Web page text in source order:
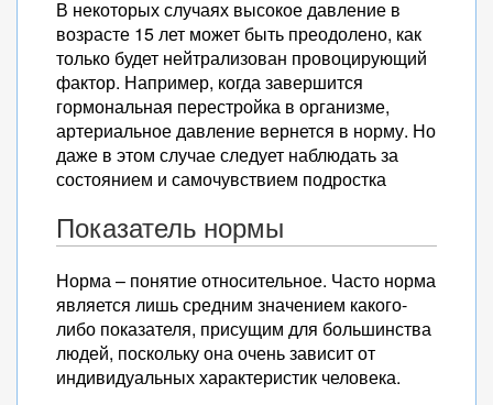
В некоторых случаях высокое давление в
возрасте 15 лет может быть преодолено, как
только будет нейтрализован провоцирующий
фактор. Например, когда завершится
гормональная перестройка в организме,
артериальное давление вернется в норму. Но
даже в этом случае следует наблюдать за
состоянием и самочувствием подростка
Показатель нормы
Норма – понятие относительное. Часто норма
является лишь средним значением какого-
либо показателя, присущим для большинства
людей, поскольку она очень зависит от
индивидуальных характеристик человека.